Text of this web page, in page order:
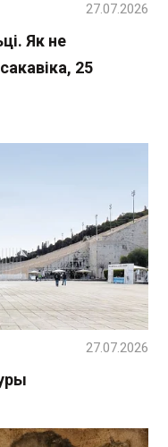
Як не
25
27.07.2026
27.07.2026